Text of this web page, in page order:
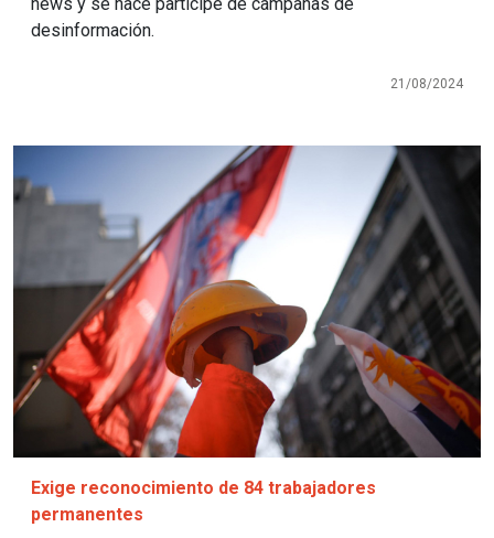
desinformación.
21/08/2024
Exige reconocimiento de 84 trabajadores
permanentes